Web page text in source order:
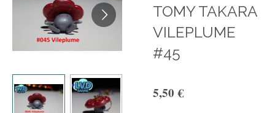
TOMY TAKARA
VILEPLUME
#45
5,50 €